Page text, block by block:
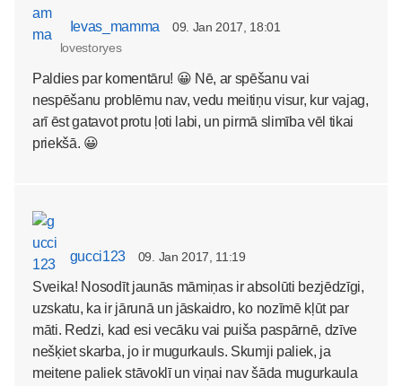
Ievas_mamma
09. Jan 2017, 18:01
lovestoryes
Paldies par komentāru! 😀 Nē, ar spēšanu vai
nespēšanu problēmu nav, vedu meitiņu visur, kur vajag,
arī ēst gatavot protu ļoti labi, un pirmā slimība vēl tikai
priekšā. 😀
gucci123 09. Jan 2017, 11:19
Sveika! Nosodīt jaunās māmiņas ir absolūti bezjēdzīgi,
uzskatu, ka ir jārunā un jāskaidro, ko nozīmē kļūt par
māti. Redzi, kad esi vecāku vai puiša paspārnē, dzīve
nešķiet skarba, jo ir mugurkauls. Skumji paliek, ja
meitene paliek stāvoklī un viņai nav šāda mugurkaula